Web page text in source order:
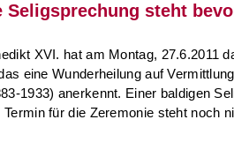
Seligsprechung steht
XVI. hat am Montag, 27.6.2011
eine Wunderheilung auf
1933) anerkennt. Einer baldigen
Termin für die Zeremonie steht noch